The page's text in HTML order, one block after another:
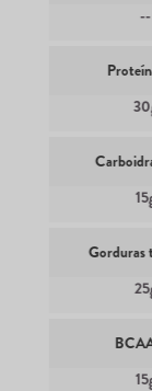
--
Gorduras